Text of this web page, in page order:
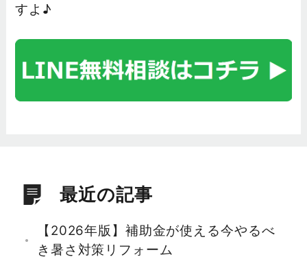
すよ♪
最近の記事
【2026年版】補助金が使える今やるべ
き暑さ対策リフォーム